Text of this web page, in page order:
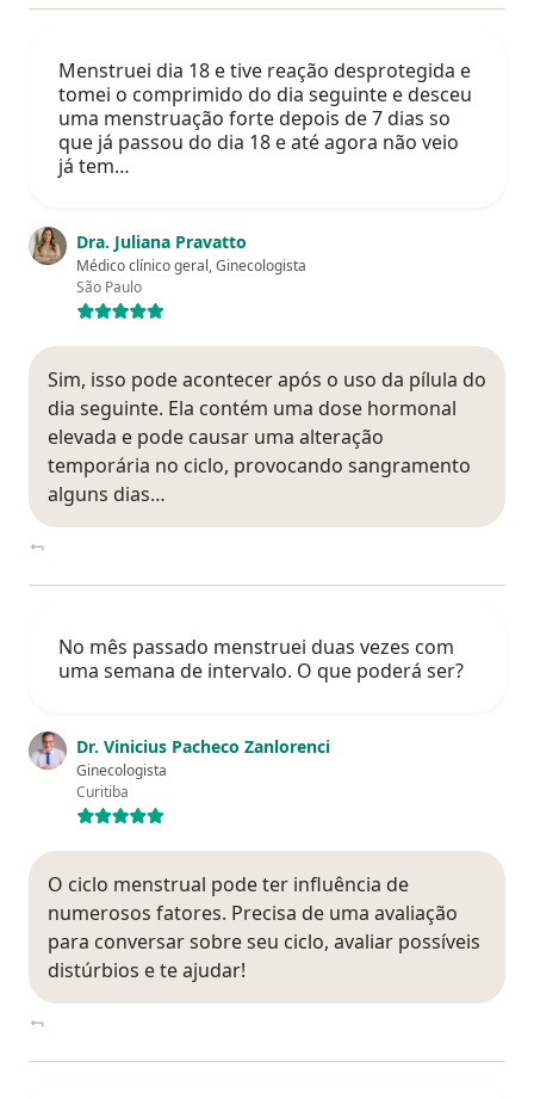
Menstruei dia 18 e tive reação desprotegida e
tomei o comprimido do dia seguinte e desceu
uma menstruação forte depois de 7 dias so
que já passou do dia 18 e até agora não veio
já tem…
Dra. Juliana Pravatto
Médico clínico geral, Ginecologista
São Paulo
Sim, isso pode acontecer após o uso da pílula do
dia seguinte. Ela contém uma dose hormonal
elevada e pode causar uma alteração
temporária no ciclo, provocando sangramento
alguns dias…
No mês passado menstruei duas vezes com
uma semana de intervalo. O que poderá ser?
Dr. Vinicius Pacheco Zanlorenci
Ginecologista
Curitiba
O ciclo menstrual pode ter influência de
numerosos fatores. Precisa de uma avaliação
para conversar sobre seu ciclo, avaliar possíveis
distúrbios e te ajudar!